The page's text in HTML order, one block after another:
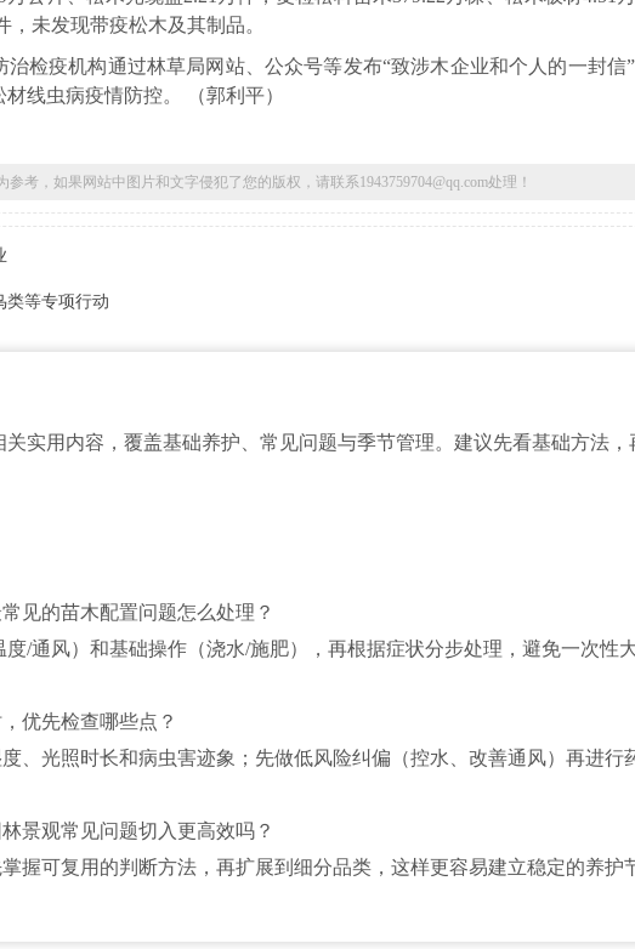
，未发现带疫松木及其制品。
治检疫机构通过林草局网站、公众号等发布“致涉木企业和个人的一封信
线虫病疫情防控。 （郭利平）
考，如果网站中图片和文字侵犯了您的版权，请联系1943759704@qq.com处理！
类等专项行动
实用内容，覆盖基础养护、常见问题与季节管理。建议先看基础方法，
见的苗木配置问题怎么处理？
/通风）和基础操作（浇水/施肥），再根据症状分步处理，避免一次性
优先检查哪些点？
、光照时长和病虫害迹象；先做低风险纠偏（控水、改善通风）再进行
景观常见问题切入更高效吗？
握可复用的判断方法，再扩展到细分品类，这样更容易建立稳定的养护